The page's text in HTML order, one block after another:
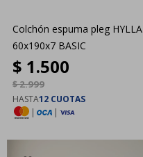
Colchón espuma pleg HYLLA
60x190x7 BASIC
$ 1.500
$2.999
HASTA12 CUOTAS
|
|